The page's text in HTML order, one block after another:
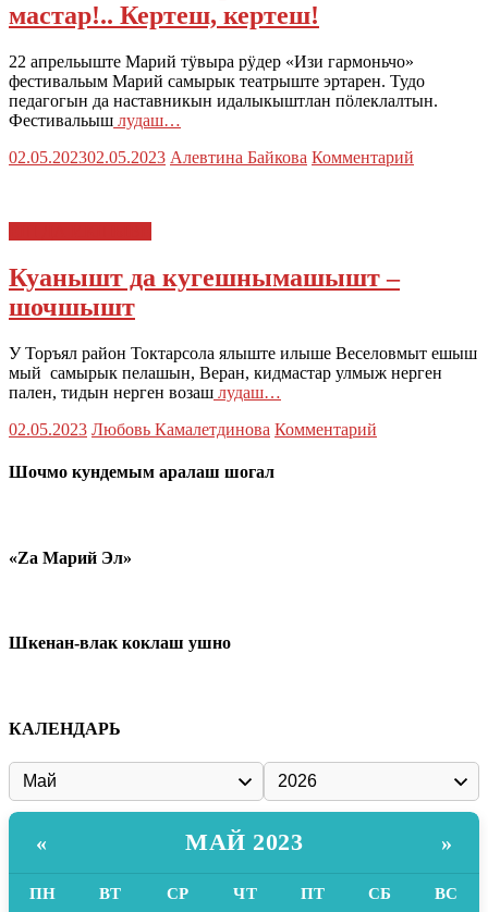
мастар!.. Кертеш, кертеш!
22 апрельыште Марий тӱвыра рӱдер «Изи гармоньчо»
фестивальым Марий самырык театрыште эртарен. Тудо
педагогын да наставникын идалыкыштлан пӧлеклалтын.
Фестивальыш лудаш…
02.05.202302.05.2023 Алевтина Байкова Комментарий
Куанышт да кугешнымашышт –
шочшышт
У Торъял район Токтарсола ялыште илыше Веселовмыт ешыш
мый самырык пелашын, Веран, кидмастар улмыж нерген
пален, тидын нерген возаш лудаш…
02.05.2023 Любовь Камалетдинова Комментарий
Шочмо кундемым аралаш шогал
«Zа Марий Эл»
Шкенан-влак коклаш ушно
КАЛЕНДАРЬ
« МАЙ 2023 »
ПН ВТ СР ЧТ ПТ СБ ВС